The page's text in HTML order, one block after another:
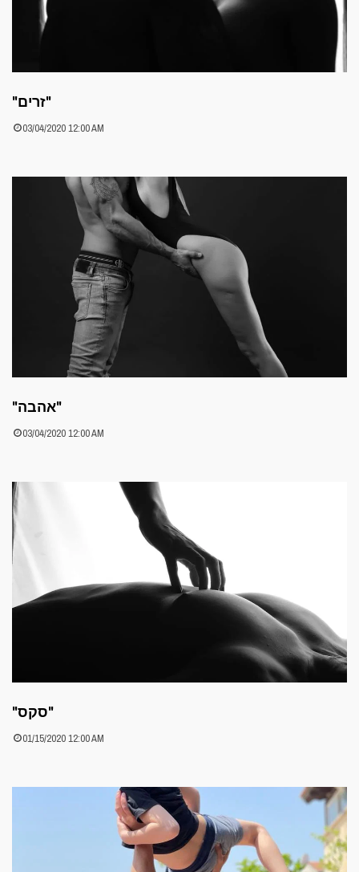
"זרים"
03/04/2020 12:00 AM
"אהבה"
03/04/2020 12:00 AM
"סקס"
01/15/2020 12:00 AM